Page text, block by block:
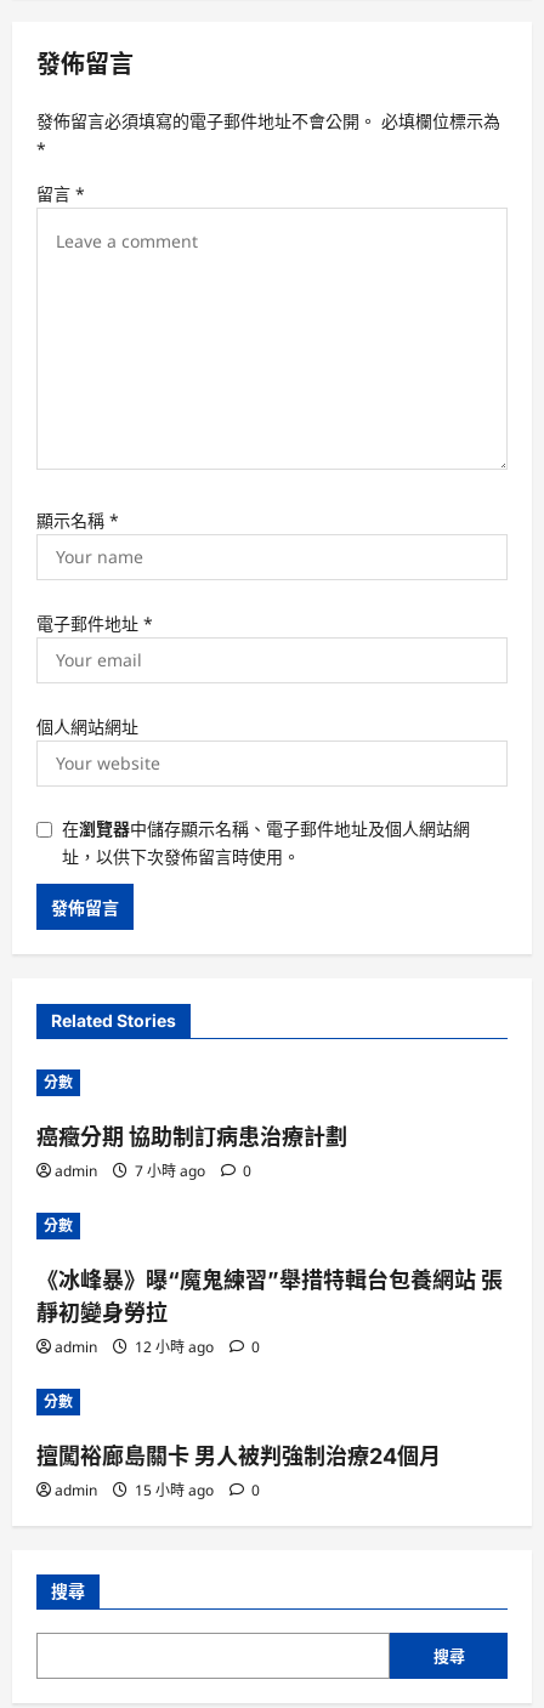
i
a
t
i
發佈留言
發佈留言必須填寫的電子郵件地址不會公開。 必填欄位標示為
*
留言 *
顯示名稱 *
電子郵件地址 *
個人網站網址
在瀏覽器中儲存顯示名稱、電子郵件地址及個人網站網
址，以供下次發佈留言時使用。
Related Stories
分數
癌癥分期 協助制訂病患治療計劃
admin 7 小時 ago 0
分數
《冰峰暴》曝“魔鬼練習”舉措特輯台包養網站 張
靜初變身勞拉
admin 12 小時 ago 0
分數
擅闖裕廊島關卡 男人被判強制治療24個月
admin 15 小時 ago 0
搜尋
搜尋